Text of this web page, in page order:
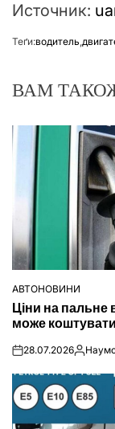
Источник:
Теґи:водитель,
ВАМ
ОПУБЛІКУВАТИ
У
АВТОНОВИНИ
Ціни на пальне
може
on28.07.2026